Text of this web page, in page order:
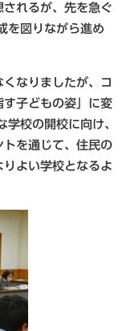
れるが、先を急ぐ
を図りながら進め
なりましたが、コ
子どもの姿」に変
校の開校に向け、
を通じて、住民の
よい学校となるよ